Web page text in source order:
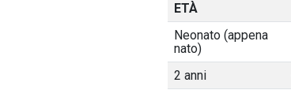
ETÀ
Neonato (appena
nato)
2 anni